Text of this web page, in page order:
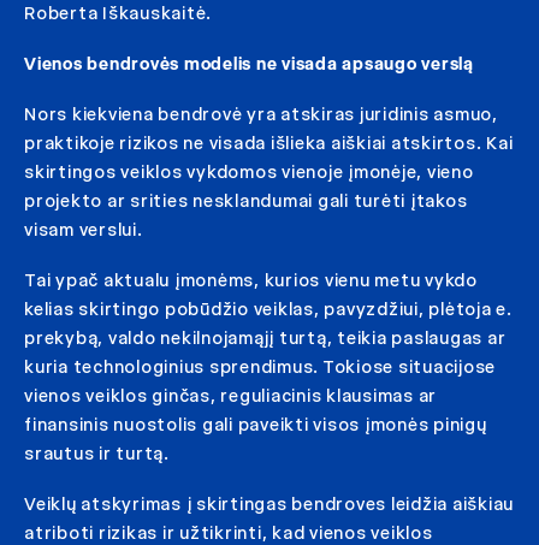
Roberta Iškauskaitė.
Vienos bendrovės modelis ne visada apsaugo verslą
Nors kiekviena bendrovė yra atskiras juridinis asmuo,
praktikoje rizikos ne visada išlieka aiškiai atskirtos. Kai
skirtingos veiklos vykdomos vienoje įmonėje, vieno
projekto ar srities nesklandumai gali turėti įtakos
visam verslui.
Tai ypač aktualu įmonėms, kurios vienu metu vykdo
kelias skirtingo pobūdžio veiklas, pavyzdžiui, plėtoja e.
prekybą, valdo nekilnojamąjį turtą, teikia paslaugas ar
kuria technologinius sprendimus. Tokiose situacijose
vienos veiklos ginčas, reguliacinis klausimas ar
finansinis nuostolis gali paveikti visos įmonės pinigų
srautus ir turtą.
Veiklų atskyrimas į skirtingas bendroves leidžia aiškiau
atriboti rizikas ir užtikrinti, kad vienos veiklos